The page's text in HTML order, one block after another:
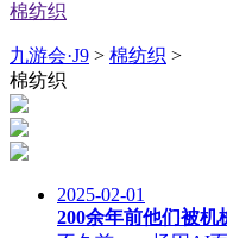
棉纺织
九游会·J9 > 棉纺织 >
棉纺织
2025-02-01
200余年前他们被机